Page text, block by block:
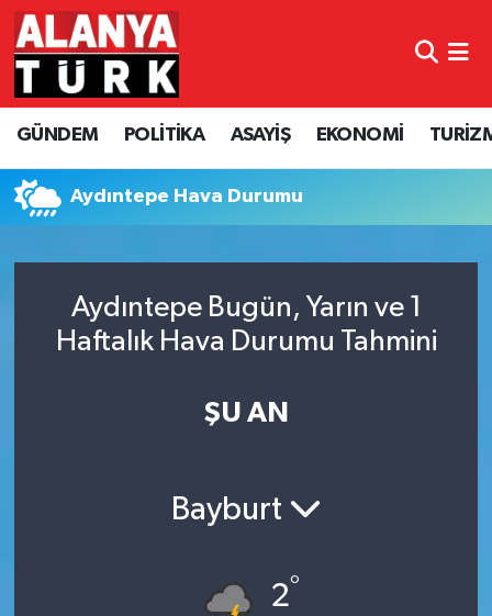
GÜNDEM POLİTİKA ASAYİŞ EKONOMİ
Aydıntepe Hava Durumu
Aydıntepe Bugün, Yarın ve 1
Haftalık Hava Durumu Tahmini
ŞU AN
Bayburt
2°
GÜNDEM
POLİTİKA
ASAYİŞ
TURİZM
Nöbetçi Eczaneler
Hava Durumu
Namaz Vakitleri
Süper Lig Puan Durumu ve Fikstür
Son Dakika Haberleri